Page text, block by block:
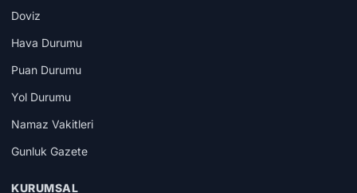
Doviz
Hava Durumu
Puan Durumu
Yol Durumu
Namaz Vakitleri
Gunluk Gazete
KURUMSAL